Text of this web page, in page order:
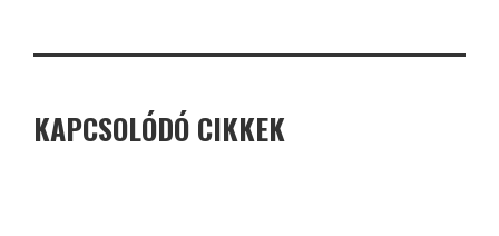
KAPCSOLÓDÓ CIKKEK